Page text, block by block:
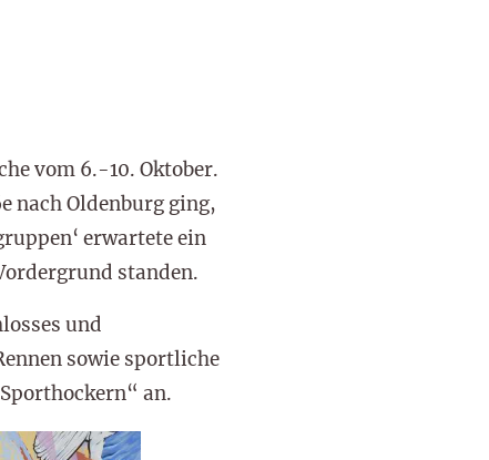
vom 6.-10. Oktober.
nach Oldenburg ging,
erwartete ein
standen.
und
sowie sportliche
an.